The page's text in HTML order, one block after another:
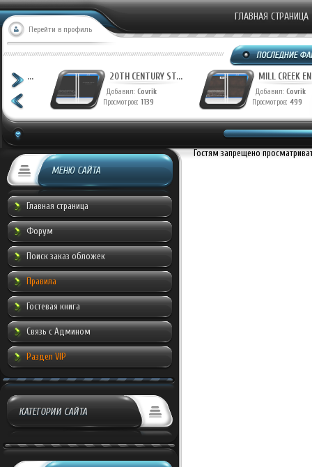
Перейти в профиль
ГЛАВНАЯ СТРАНИЦА
ФАНТАСТИЧЕСКАЯ ...
Добавил:Munche
Просмотров:944
20TH CENTURY ST...
Добавил:Covrik
Просмотров:1223
МЕНЮ САЙТА
Главная страница
Форум
Поиск заказ обложек
Правила
Гостевая книга
Связь с Админом
Раздел VIP
КАТЕГОРИИ САЙТА
Гостям запрещено